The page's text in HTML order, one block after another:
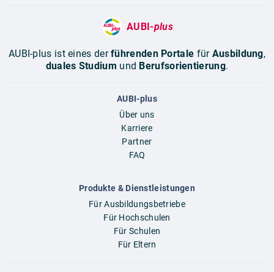
AUBI-plus
AUBI-plus ist eines derführenden Portale für Ausbildung,
duales Studium und Berufsorientierung.
AUBI-plus
Über uns
Karriere
Partner
FAQ
Produkte & Dienstleistungen
Für Ausbildungsbetriebe
Für Hochschulen
Für Schulen
Für Eltern